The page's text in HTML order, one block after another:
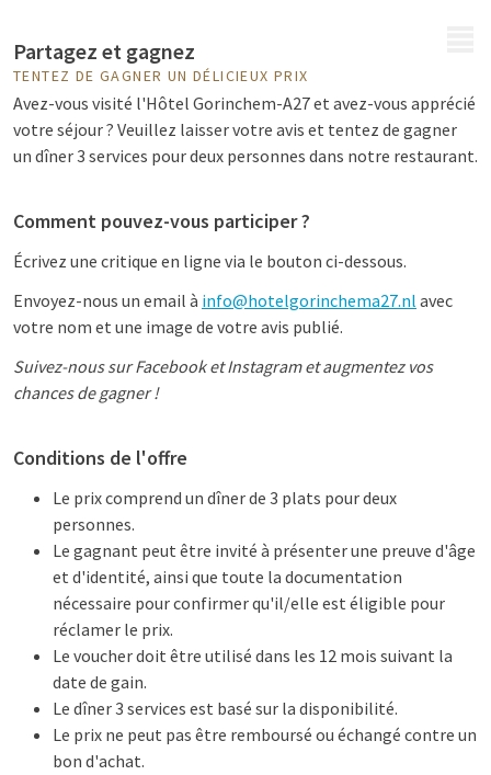
Partagez et gagnez
TENTEZ DE GAGNER UN DÉLICIEUX PRIX
Avez-vous visité l'Hôtel Gorinchem-A27 et avez-vous apprécié
votre séjour ? Veuillez laisser votre avis et tentez de gagner
un dîner 3 services pour deux personnes dans notre restaurant.
Comment pouvez-vous participer ?
Écrivez une critique en ligne via le bouton ci-dessous.
Envoyez-nous un email à info@hotelgorinchema27.nl avec
votre nom et une image de votre avis publié.
Suivez-nous sur Facebook et Instagram et augmentez vos
chances de gagner !
Conditions de l'offre
Le prix comprend un dîner de 3 plats pour deux
personnes.
Le gagnant peut être invité à présenter une preuve d'âge
et d'identité, ainsi que toute la documentation
nécessaire pour confirmer qu'il/elle est éligible pour
réclamer le prix.
Le voucher doit être utilisé dans les 12 mois suivant la
date de gain.
Le dîner 3 services est basé sur la disponibilité.
Le prix ne peut pas être remboursé ou échangé contre un
bon d'achat.